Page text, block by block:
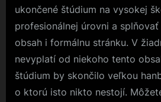
ukončené štúdium na vysokej
profesionálnej úrovni a
obsah i formálnu stránku. V
nevyplatí od niekoho tento
štúdium by skončilo veľkou
o ktorú isto nikto nestojí.